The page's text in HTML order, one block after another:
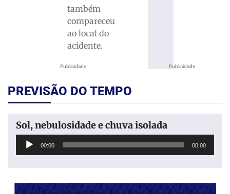
Publicidade
também
compareceu
ao local do
acidente.
Publicidade
PREVISÃO DO TEMPO
Sol, nebulosidade e chuva isolada
Tocador
00:00 00:00